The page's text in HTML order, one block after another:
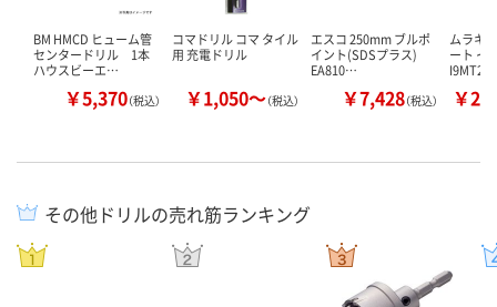
BM HMCD ヒューム管
センタードリル 1本
ハウスビーエ…
￥5,370（税込）
コマドリル コマ タイル
用 充電ドリル
￥1,050～（税込）
エスコ 250mm ブルポ
イント(SDSプラス)
EA810…
￥7,428（税込）
ムラキ
ート イ
￥
その他ドリルの売れ筋ランキング